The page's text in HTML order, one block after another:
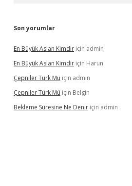
Son yorumlar
En Büyük Aslan Kimdir için admin
En Büyük Aslan Kimdir için Harun
Çepniler Türk Mü için admin
Çepniler Türk Mü için Belgin
Bekleme Süresine Ne Denir için admin